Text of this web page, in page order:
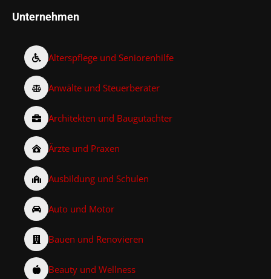
Unternehmen
Alterspflege und Seniorenhilfe
Anwälte und Steuerberater
Architekten und Baugutachter
Ärzte und Praxen
Ausbildung und Schulen
Auto und Motor
Bauen und Renovieren
Beauty und Wellness